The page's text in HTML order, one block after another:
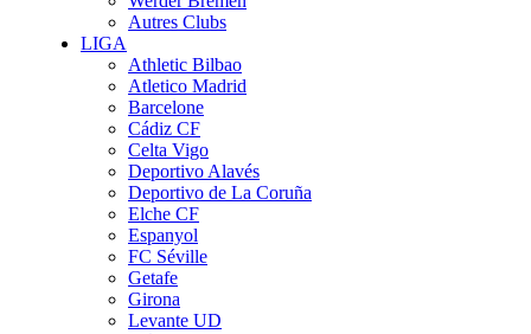
Autres Clubs
LIGA
Athletic Bilbao
Atletico Madrid
Barcelone
Cádiz CF
Celta Vigo
Deportivo Alavés
Deportivo de La Coruña
Elche CF
Espanyol
FC Séville
Getafe
Girona
Levante UD